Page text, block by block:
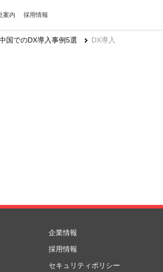
案内 採用情報
国でのDX導入事例5選 DX導入
企業情報
採用情報
セキュリティポリシー